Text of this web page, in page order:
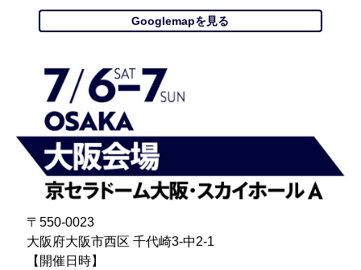
Googlemapを見る
〒550-0023
大阪府大阪市西区 千代崎3-中2-1
【開催日時】